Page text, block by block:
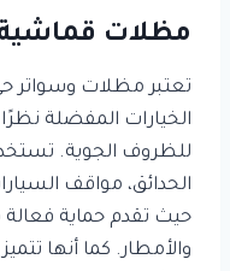
مظلات
تعتبر مظلات وسواتر
الخيارات المفضلة
للظروف الجوية.
الحدائق، مواقف
حيث تقدم حماية
والأمطار. كما أنها